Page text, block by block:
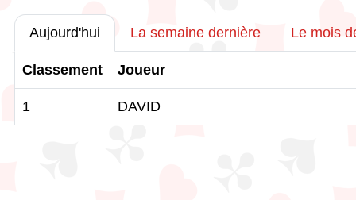
Aujourd'hui La semaine dernière Le mois
Classement Joueur
1 DAVID